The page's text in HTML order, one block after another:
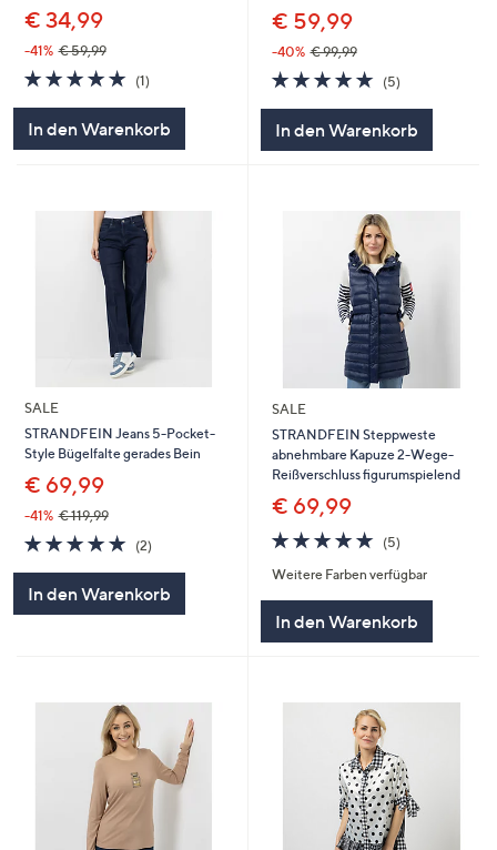
€ 34,99
-41% € 59,99
5.0
von
(1)1
In den Warenkorb
€ 59,99
-40% € 99,99
5.0
von
(5)5
In den Warenkorb
SALE
STRANDFEIN Jeans 5-Pocket-
Style Bügelfalte gerades Bein
€ 69,99
-41% € 119,99
5.0
von
(2)2
In den Warenkorb
SALE
STRANDFEIN Steppweste
abnehmbare Kapuze 2-Wege-
Reißverschluss figurumspielend
€ 69,99
5.0
von
5
(5)5
Weitere Farben verfügbar
In den Warenkorb